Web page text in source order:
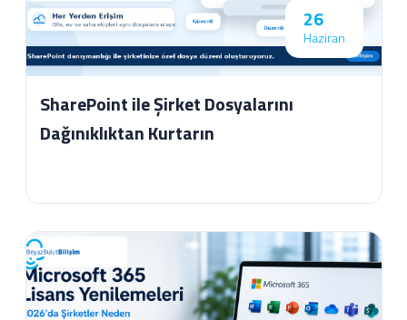
26
Haziran
SharePoint ile Şirket Dosyalarını
Dağınıklıktan Kurtarın